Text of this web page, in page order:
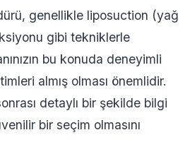
genellikle liposuction (yağ
gibi tekniklerle
bu konuda deneyimli
almış olması önemlidir.
detaylı bir şekilde bilgi
bir seçim olmasını